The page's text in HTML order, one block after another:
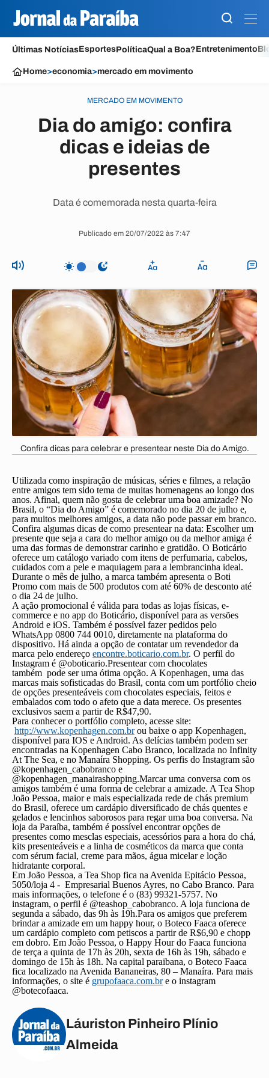
Últimas NotíciasEsportesPolíticaQual a Boa?Entretenimento
Home>economia>mercado em movimento
MERCADO EM MOVIMENTO
Dia do amigo: confira
dicas e ideias de
presentes
Data é comemorada nesta quarta-feira
Publicado em 20/07/2022 às 7:47
Confira dicas para celebrar e presentear neste Dia do Amigo.
Utilizada como inspiração de músicas, séries e filmes, a relação
entre amigos tem sido tema de muitas homenagens ao longo dos
anos. Afinal, quem não gosta de celebrar uma boa amizade? No
Brasil, o “Dia do Amigo” é comemorado no dia 20 de julho e,
para muitos melhores amigos, a data não pode passar em branco.
Confira algumas dicas de como presentear na data: Escolher um
presente que seja a cara do melhor amigo ou da melhor amiga é
uma das formas de demonstrar carinho e gratidão. O Boticário
oferece um catálogo variado com itens de perfumaria, cabelos,
cuidados com a pele e maquiagem para a lembrancinha ideal.
Durante o mês de julho, a marca também apresenta o Boti
Promo com mais de 500 produtos com até 60% de desconto até
o dia 24 de julho.
A ação promocional é válida para todas as lojas físicas, e-
commerce e no app do Boticário, disponível para as versões
Android e iOS. Também é possível fazer pedidos pelo
WhatsApp 0800 744 0010, diretamente na plataforma do
dispositivo. Há ainda a opção de contatar um revendedor da
marca pelo endereço encontre.boticario.com.br. O perfil do
Instagram é @oboticario.Presentear com chocolates
também pode ser uma ótima opção. A Kopenhagen, uma das
marcas mais sofisticadas do Brasil, conta com um portfólio cheio
de opções presenteáveis com chocolates especiais, feitos e
embalados com todo o afeto que a data merece. Os presentes
exclusivos saem a partir de R$47,90.
Para conhecer o portfólio completo, acesse site:
http://www.kopenhagen.com.br ou baixe o app Kopenhagen,
disponível para IOS e Android. As delícias também podem ser
encontradas na Kopenhagen Cabo Branco, localizada no Infinity
At The Sea, e no Manaíra Shopping. Os perfis do Instagram são
@kopenhagen_cabobranco e
@kopenhagen_manairashopping.Marcar uma conversa com os
amigos também é uma forma de celebrar a amizade. A Tea Shop
João Pessoa, maior e mais especializada rede de chás premium
do Brasil, oferece um cardápio diversificado de chás quentes e
gelados e lencinhos saborosos para regar uma boa conversa. Na
loja da Paraíba, também é possível encontrar opções de
presentes como mesclas especiais, acessórios para a hora do chá,
kits presenteáveis e a linha de cosméticos da marca que conta
com sérum facial, creme para mãos, água micelar e loção
hidratante corporal.
Em João Pessoa, a Tea Shop fica na Avenida Epitácio Pessoa,
5050/loja 4 - Empresarial Buenos Ayres, no Cabo Branco. Para
mais informações, o telefone é o (83) 99321-5757. No
instagram, o perfil é @teashop_cabobranco. A loja funciona de
segunda a sábado, das 9h às 19h.Para os amigos que preferem
brindar a amizade em um happy hour, o Boteco Faaca oferece
um cardápio completo com petiscos a partir de R$6,90 e chopp
em dobro. Em João Pessoa, o Happy Hour do Faaca funciona
de terça a quinta de 17h às 20h, sexta de 16h às 19h, sábado e
domingo de 15h às 18h. Na capital paraibana, o Boteco Faaca
fica localizado na Avenida Bananeiras, 80 – Manaíra. Para mais
informações, o site é grupofaaca.com.bre o instagram
@botecofaaca.
Láuriston Pinheiro Plínio
Almeida